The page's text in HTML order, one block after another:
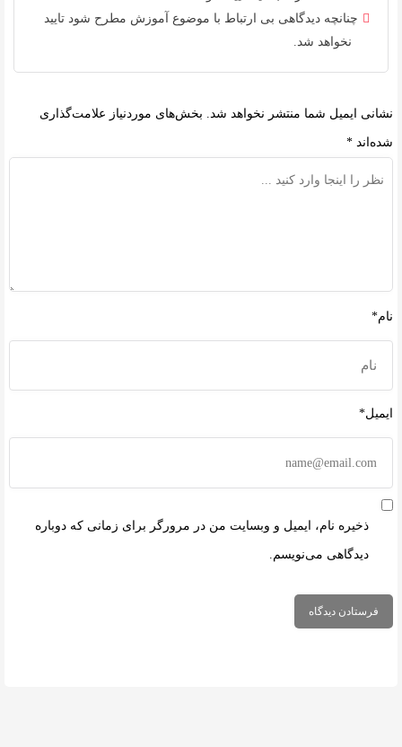
چنانچه دیدگاهی بی ارتباط با موضوع آموزش مطرح شود تایید
نخواهد شد.
نشانی ایمیل شما منتشر نخواهد شد. بخش‌های موردنیاز علامت‌گذاری
شده‌اند *
نام*
ایمیل*
ذخیره نام، ایمیل و وبسایت من در مرورگر برای زمانی که دوباره
دیدگاهی می‌نویسم.